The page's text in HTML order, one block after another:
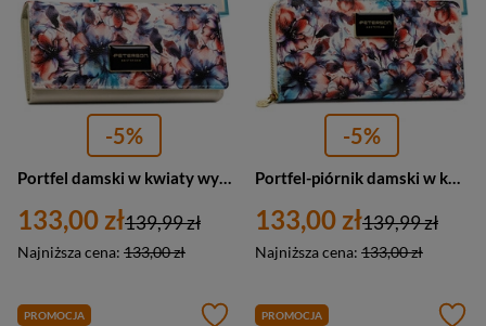
-5%
133,00 zł
Najniższa cena: 133,00 zł
139,99 zł
-5%
133,00 zł
Najniższa cena: 133,00 zł
139,99 zł
PROMOCJA PROMOCJA